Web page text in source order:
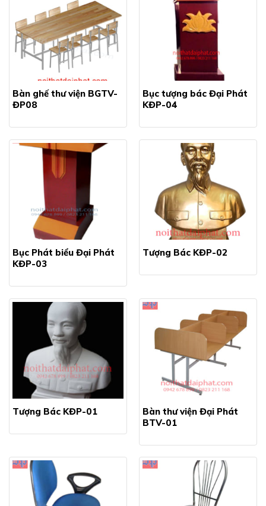
Bàn ghế thư viện BGTV-
ĐP08
Bục tượng bác Đại Phát
KĐP-04
Bục Phát biểu Đại Phát
KĐP-03
Tượng Bác KĐP-02
Tượng Bác KĐP-01
Bàn thư viện Đại Phát
BTV-01